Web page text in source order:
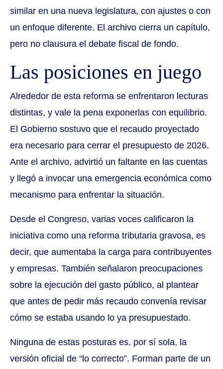
similar en una nueva legislatura, con ajustes o con
un enfoque diferente. El archivo cierra un capítulo,
pero no clausura el debate fiscal de fondo.
Las posiciones en juego
Alrededor de esta reforma se enfrentaron lecturas
distintas, y vale la pena exponerlas con equilibrio.
El Gobierno sostuvo que el recaudo proyectado
era necesario para cerrar el presupuesto de 2026.
Ante el archivo, advirtió un faltante en las cuentas
y llegó a invocar una emergencia económica como
mecanismo para enfrentar la situación.
Desde el Congreso, varias voces calificaron la
iniciativa como una reforma tributaria gravosa, es
decir, que aumentaba la carga para contribuyentes
y empresas. También señalaron preocupaciones
sobre la ejecución del gasto público, al plantear
que antes de pedir más recaudo convenía revisar
cómo se estaba usando lo ya presupuestado.
Ninguna de estas posturas es, por sí sola, la
versión oficial de “lo correcto”. Forman parte de un